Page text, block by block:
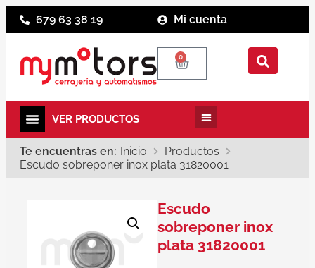
679 63 38 19 Mi cuenta
0
Te encuentras en: Inicio
Productos
Escudo sobreponer inox plata 31820001
Escudo
sobreponer inox
plata 31820001